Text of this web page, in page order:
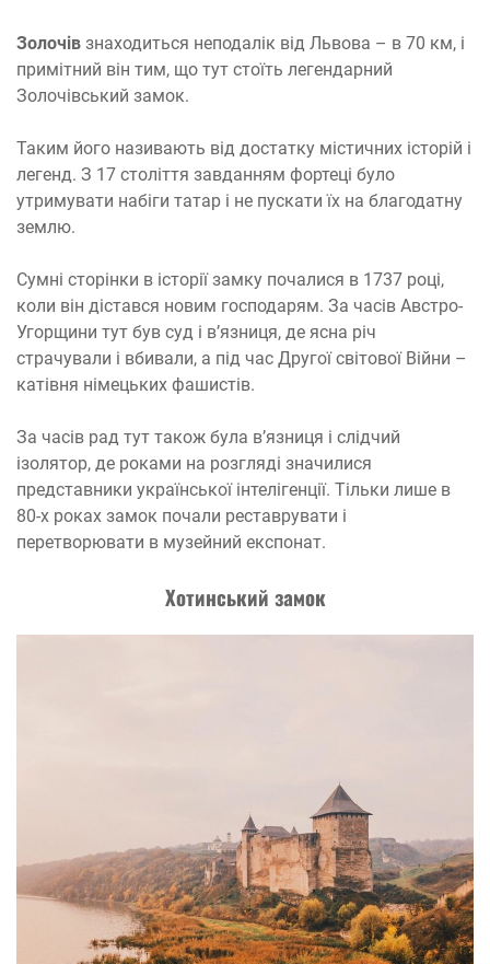
Золочів знаходиться неподалік від Львова – в 70 км, і
примітний він тим, що тут стоїть легендарний
Золочівський замок.
Таким його називають від достатку містичних історій і
легенд. З 17 століття завданням фортеці було
утримувати набіги татар і не пускати їх на благодатну
землю.
Сумні сторінки в історії замку почалися в 1737 році,
коли він дістався новим господарям. За часів Австро-
Угорщини тут був суд і в’язниця, де ясна річ
страчували і вбивали, а під час Другої світової Війни –
катівня німецьких фашистів.
За часів рад тут також була в’язниця і слідчий
ізолятор, де роками на розгляді значилися
представники української інтелігенції. Тільки лише в
80-х роках замок почали реставрувати і
перетворювати в музейний експонат.
Хотинський замок